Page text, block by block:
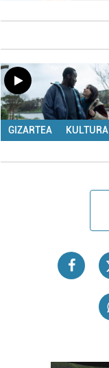
GIZARTEA KULTURA